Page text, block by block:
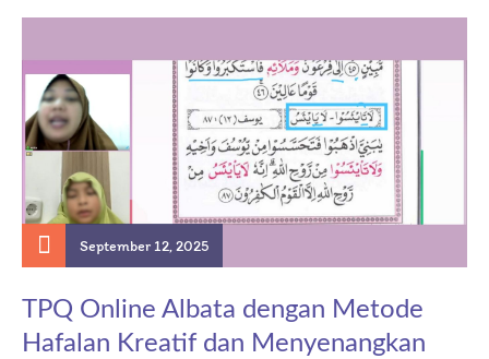
September 12, 2025
TPQ Online Albata dengan Metode
Hafalan Kreatif dan Menyenangkan